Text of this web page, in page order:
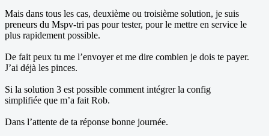
Mais dans tous les cas, deuxième ou troisième solution, je suis
preneurs du Mspv-tri pas pour tester, pour le mettre en service le
plus rapidement possible.
De fait peux tu me l’envoyer et me dire combien je dois te payer.
J’ai déjà les pinces.
Si la solution 3 est possible comment intégrer la config
simplifiée que m’a fait Rob.
Dans l’attente de ta réponse bonne journée.